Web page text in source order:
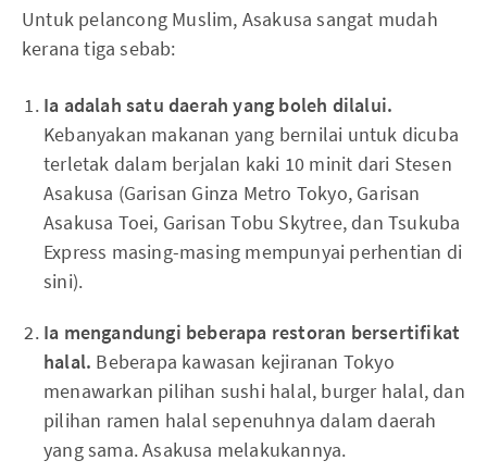
Untuk pelancong Muslim, Asakusa sangat mudah
kerana tiga sebab:
Ia adalah satu daerah yang boleh dilalui.
Kebanyakan makanan yang bernilai untuk dicuba
terletak dalam berjalan kaki 10 minit dari Stesen
Asakusa (Garisan Ginza Metro Tokyo, Garisan
Asakusa Toei, Garisan Tobu Skytree, dan Tsukuba
Express masing-masing mempunyai perhentian di
sini).
Ia mengandungi beberapa restoran bersertifikat
halal. Beberapa kawasan kejiranan Tokyo
menawarkan pilihan sushi halal, burger halal, dan
pilihan ramen halal sepenuhnya dalam daerah
yang sama. Asakusa melakukannya.